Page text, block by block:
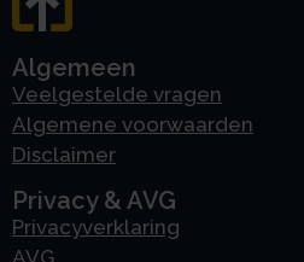
Algemeen
Veelgestelde vragen
Algemene voorwaarden
Disclaimer
Privacy & AVG
Privacyverklaring
AVG